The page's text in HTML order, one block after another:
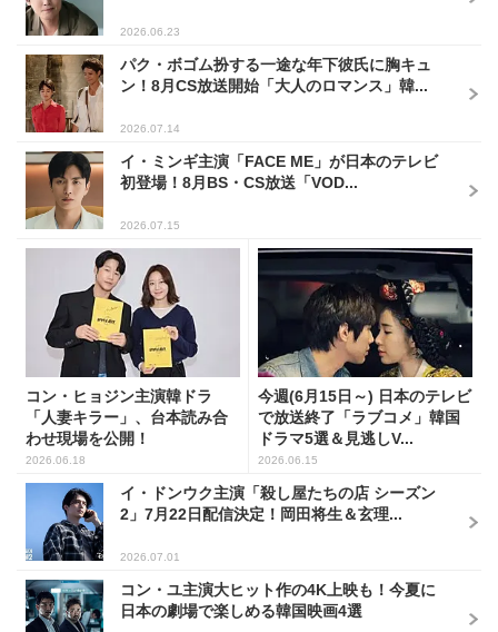
2026.06.23
パク・ボゴム扮する一途な年下彼氏に胸キュ
ン！8月CS放送開始「大人のロマンス」韓...
2026.07.14
イ・ミンギ主演「FACE ME」が日本のテレビ
初登場！8月BS・CS放送「VOD...
2026.07.15
コン・ヒョジン主演韓ドラ
「人妻キラー」、台本読み合
わせ現場を公開！
2026.06.18
今週(6月15日～) 日本のテレビ
で放送終了「ラブコメ」韓国
ドラマ5選＆見逃しV...
2026.06.15
イ・ドンウク主演「殺し屋たちの店 シーズン
2」7月22日配信決定！岡田将生＆玄理...
2026.07.01
コン・ユ主演大ヒット作の4K上映も！今夏に
日本の劇場で楽しめる韓国映画4選